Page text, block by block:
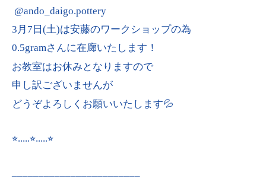
@ando_daigo.pottery
3月7日(土)は安藤のワークショップの為
0.5gramさんに在廊いたします！
お教室はお休みとなりますので
申し訳ございませんが
どうぞよろしくお願いいたします💦
⭐︎.....⭐︎.....⭐︎